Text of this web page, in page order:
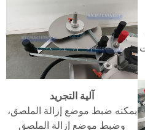
آلية التجريد
يمكنه ضبط موضع إزالة الملصق،
وضبط موضع إزالة الملصق